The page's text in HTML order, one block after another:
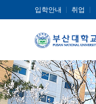
입학안내 취업